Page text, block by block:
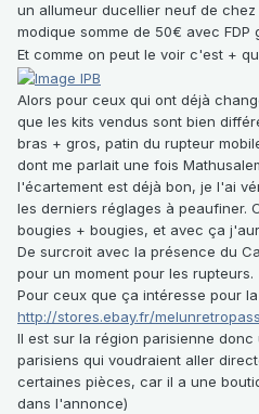
un allumeur ducellier neuf de
modique somme de 50€ avec FDP
Et comme on peut le voir c'est +
Alors pour ceux qui ont déjà
que les kits vendus sont bien
bras + gros, patin du rupteur
dont me parlait une fois
l'écartement est déjà bon, je l'ai
les derniers réglages à peaufiner.
bougies + bougies, et avec ça
De surcroit avec la présence du
pour un moment pour les rupteurs.
Pour ceux que ça intéresse pour
http://stores.ebay.fr/
Il est sur la région parisienne donc
parisiens qui voudraient aller
certaines pièces, car il a une
dans l'annonce)